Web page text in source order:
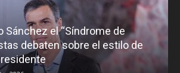
Sánchez el “Síndrome de
debaten sobre el estilo de